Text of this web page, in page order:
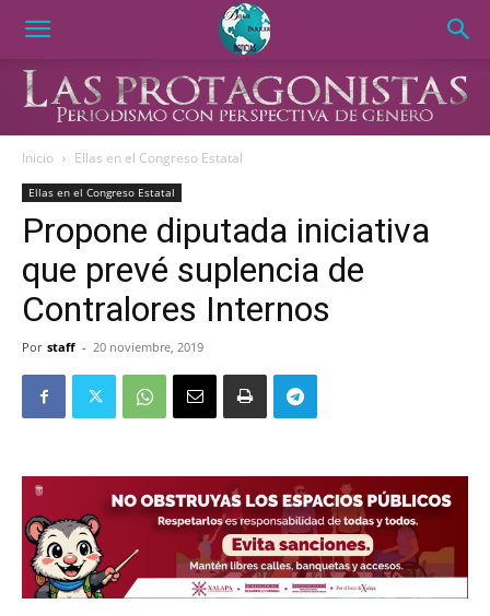
Inicio Ellas en el Congreso Estatal
Ellas en el Congreso Estatal
Propone diputada iniciativa
que prevé suplencia de
Contralores Internos
Por staff - 20 noviembre, 2019